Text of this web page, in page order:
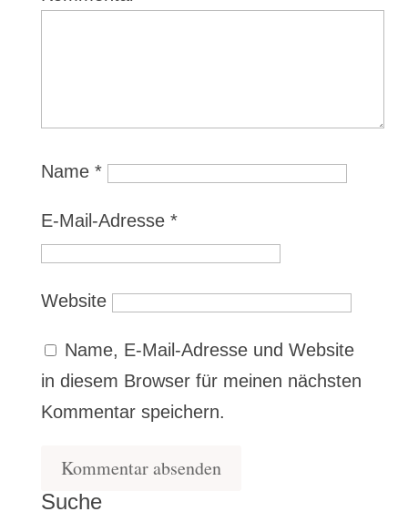
Name *
E-Mail-Adresse *
Website
Name, E-Mail-Adresse und Website
in diesem Browser für meinen nächsten
Kommentar speichern.
Suche